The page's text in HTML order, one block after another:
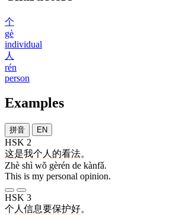
个
gè
individual
人
rén
person
Examples
拼音 EN
HSK 2
这是我个人 的看法。
Zhè shì wǒ gèrén de kànfǎ.
This is my personal opinion.
HSK 3
个人 信息要保护好。